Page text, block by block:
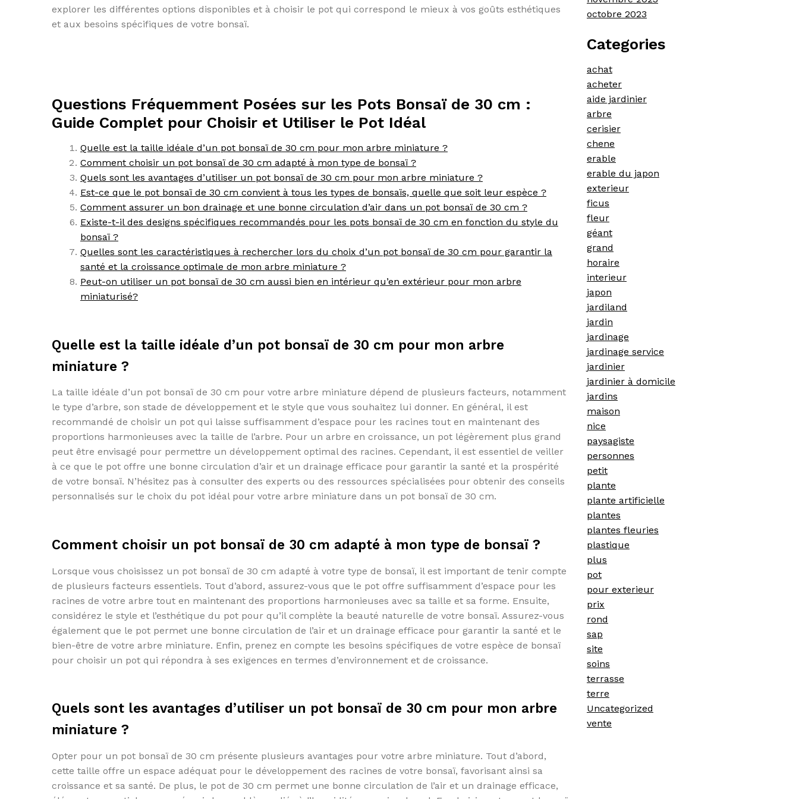
explorer les différentes options disponibles et à choisir le pot qui correspond le mieux à vos goûts esthétiques
et aux besoins spécifiques de votre bonsaï.
Questions Fréquemment Posées sur les Pots Bonsaï de 30 cm :
Guide Complet pour Choisir et Utiliser le Pot Idéal
Quelle est la taille idéale d’un pot bonsaï de 30 cm pour mon arbre miniature ?
Comment choisir un pot bonsaï de 30 cm adapté à mon type de bonsaï ?
Quels sont les avantages d’utiliser un pot bonsaï de 30 cm pour mon arbre miniature ?
Est-ce que le pot bonsaï de 30 cm convient à tous les types de bonsaïs, quelle que soit leur espèce ?
Comment assurer un bon drainage et une bonne circulation d’air dans un pot bonsaï de 30 cm ?
Existe-t-il des designs spécifiques recommandés pour les pots bonsaï de 30 cm en fonction du style du
bonsaï ?
Quelles sont les caractéristiques à rechercher lors du choix d’un pot bonsaï de 30 cm pour garantir la
santé et la croissance optimale de mon arbre miniature ?
Peut-on utiliser un pot bonsaï de 30 cm aussi bien en intérieur qu’en extérieur pour mon arbre
miniaturisé?
Quelle est la taille idéale d’un pot bonsaï de 30 cm pour mon arbre
miniature ?
La taille idéale d’un pot bonsaï de 30 cm pour votre arbre miniature dépend de plusieurs facteurs, notamment
le type d’arbre, son stade de développement et le style que vous souhaitez lui donner. En général, il est
recommandé de choisir un pot qui laisse suffisamment d’espace pour les racines tout en maintenant des
proportions harmonieuses avec la taille de l’arbre. Pour un arbre en croissance, un pot légèrement plus grand
peut être envisagé pour permettre un développement optimal des racines. Cependant, il est essentiel de veiller
à ce que le pot offre une bonne circulation d’air et un drainage efficace pour garantir la santé et la prospérité
de votre bonsaï. N’hésitez pas à consulter des experts ou des ressources spécialisées pour obtenir des conseils
personnalisés sur le choix du pot idéal pour votre arbre miniature dans un pot bonsaï de 30 cm.
Comment choisir un pot bonsaï de 30 cm adapté à mon type de bonsaï ?
Lorsque vous choisissez un pot bonsaï de 30 cm adapté à votre type de bonsaï, il est important de tenir compte
de plusieurs facteurs essentiels. Tout d’abord, assurez-vous que le pot offre suffisamment d’espace pour les
racines de votre arbre tout en maintenant des proportions harmonieuses avec sa taille et sa forme. Ensuite,
considérez le style et l’esthétique du pot pour qu’il complète la beauté naturelle de votre bonsaï. Assurez-vous
également que le pot permet une bonne circulation de l’air et un drainage efficace pour garantir la santé et le
bien-être de votre arbre miniature. Enfin, prenez en compte les besoins spécifiques de votre espèce de bonsaï
pour choisir un pot qui répondra à ses exigences en termes d’environnement et de croissance.
Quels sont les avantages d’utiliser un pot bonsaï de 30 cm pour mon arbre
miniature ?
Opter pour un pot bonsaï de 30 cm présente plusieurs avantages pour votre arbre miniature. Tout d’abord,
cette taille offre un espace adéquat pour le développement des racines de votre bonsaï, favorisant ainsi sa
croissance et sa santé. De plus, le pot de 30 cm permet une bonne circulation de l’air et un drainage efficace,
octobre 2023
Categories
achat
acheter
aide jardinier
arbre
cerisier
chene
erable
erable du japon
exterieur
ficus
fleur
géant
grand
horaire
interieur
japon
jardiland
jardin
jardinage
jardinage service
jardinier
jardinier à domicile
jardins
maison
nice
paysagiste
personnes
petit
plante
plante artificielle
plantes
plantes fleuries
plastique
plus
pot
pour exterieur
prix
rond
sap
site
soins
terrasse
terre
Uncategorized
vente